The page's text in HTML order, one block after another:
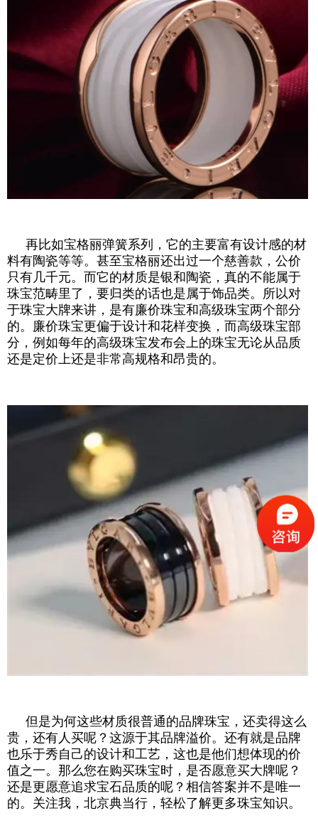
再比如宝格丽弹簧系列，它的主要富有设计感的材
料有陶瓷等等。甚至宝格丽还出过一个慈善款，公价
只有几千元。而它的材质是银和陶瓷，真的不能属于
珠宝范畴里了，要归类的话也是属于饰品类。所以对
于珠宝大牌来讲，是有廉价珠宝和高级珠宝两个部分
的。廉价珠宝更偏于设计和花样变换，而高级珠宝部
分，例如每年的高级珠宝发布会上的珠宝无论从品质
还是定价上还是非常高规格和昂贵的。
但是为何这些材质很普通的品牌珠宝，还卖得这么
贵，还有人买呢？这源于其品牌溢价。还有就是品牌
也乐于秀自己的设计和工艺，这也是他们想体现的价
值之一。那么您在购买珠宝时，是否愿意买大牌呢？
还是更愿意追求宝石品质的呢？相信答案并不是唯一
的。关注我，北京典当行，轻松了解更多珠宝知识。